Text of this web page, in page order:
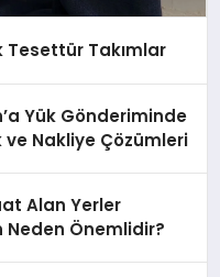
Tesettür Takımlar
Yük Gönderiminde
ve Nakliye Çözümleri
Alan Yerler
Neden Önemlidir?